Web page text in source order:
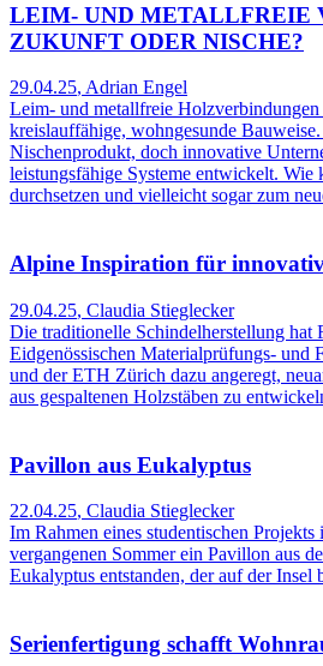
LEIM- UND METALLFREIE
ZUKUNFT ODER NISCHE?
29.04.25, Adrian Engel
Leim- und metallfreie
kreislauffähige, wohngesunde
Nischenprodukt, doch innovative
leistungsfähige Systeme entwickelt. Wie
durchsetzen und vielleicht sogar zum
Alpine Inspiration für
29.04.25, Claudia Stieglecker
Die traditionelle Schindelherstellung hat
Eidgenössischen Materialprüfungs- und
und der ETH Zürich dazu angeregt,
aus gespaltenen Holzstäben zu
Pavillon aus Eukalyptus
22.04.25, Claudia Stieglecker
Im Rahmen eines studentischen
vergangenen Sommer ein Pavillon aus
Eukalyptus entstanden, der auf der Insel
Serienfertigung schafft